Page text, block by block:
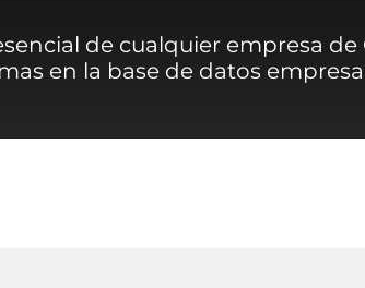
de cualquier empresa
en la base de datos